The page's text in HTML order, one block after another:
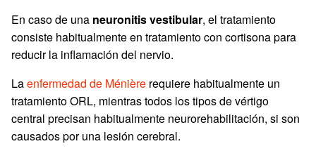
En caso de una neuronitis vestibular, el tratamiento
consiste habitualmente en tratamiento con cortisona para
reducir la inflamación del nervio.
Laenfermedad de Ménière requiere habitualmente un
tratamiento ORL, mientras todos los tipos de vértigo
central precisan habitualmente neurorehabilitación, si son
causados por una lesión cerebral.